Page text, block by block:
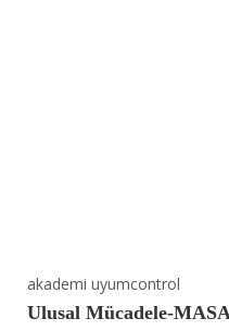
akademi uyumcontrol
Ulusal Mücadele-